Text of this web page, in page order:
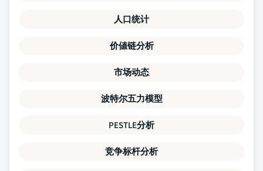
人口统计
价値链分析
市场动态
波特尔五力模型
PESTLE分析
竞争标杆分析